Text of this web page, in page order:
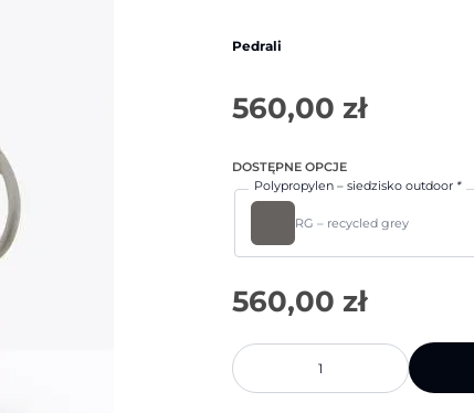
Pedrali
560,00 zł
DOSTĘPNE OPCJE
Polypropylen – siedzisko outdoor *
RG – recycled grey
ilość
Krzesło
ogrodowe